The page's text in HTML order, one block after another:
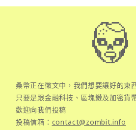
桑幣正在徵文中，我們想要讓好的東
只要是跟金融科技、區塊鏈及加密貨
歡迎向我們投稿
投稿信箱： contact@zombit.info